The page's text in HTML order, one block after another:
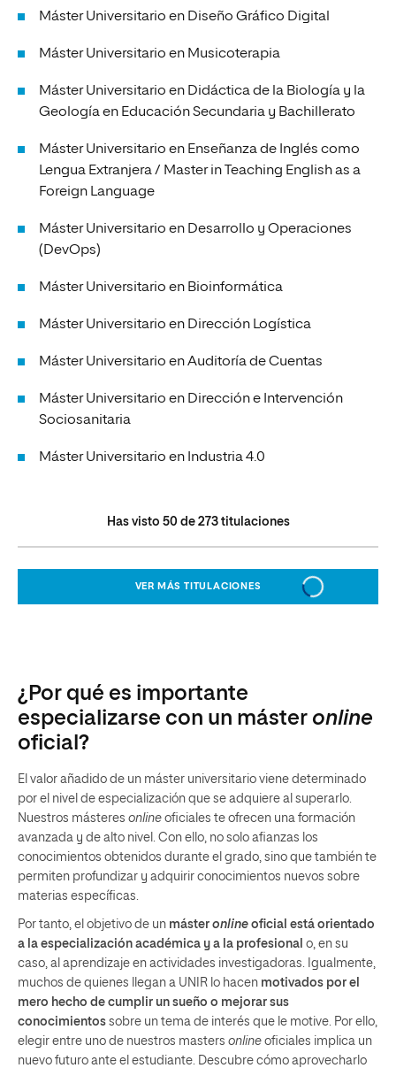
Máster Universitario en Diseño Gráfico Digital
Máster Universitario en Musicoterapia
Máster Universitario en Didáctica de la Biología y la
Geología en Educación Secundaria y Bachillerato
Máster Universitario en Enseñanza de Inglés como
Lengua Extranjera / Master in Teaching English as a
Foreign Language
Máster Universitario en Desarrollo y Operaciones
(DevOps)
Máster Universitario en Bioinformática
Máster Universitario en Dirección Logística
Máster Universitario en Auditoría de Cuentas
Máster Universitario en Dirección e Intervención
Sociosanitaria
Máster Universitario en Industria 4.0
Has visto 50 de 273titulaciones
VER MÁS TITULACIONES
¿Por qué es importante
especializarse con un máster online
oficial?
El valor añadido de un máster universitario viene determinado
por el nivel de especialización que se adquiere al superarlo.
Nuestros másteres online oficiales te ofrecen una formación
avanzada y de alto nivel. Con ello, no solo afianzas los
conocimientos obtenidos durante el grado, sino que también te
permiten profundizar y adquirir conocimientos nuevos sobre
materias específicas.
Por tanto, el objetivo de un máster online oficial está orientado
a la especialización académica y a la profesional o, en su
caso, al aprendizaje en actividades investigadoras. Igualmente,
muchos de quienes llegan a UNIR lo hacen motivados por el
mero hecho de cumplir un sueño o mejorar sus
conocimientos sobre un tema de interés que le motive. Por ello,
elegir entre uno de nuestros masters online oficiales implica un
nuevo futuro ante el estudiante. Descubre cómo aprovecharlo